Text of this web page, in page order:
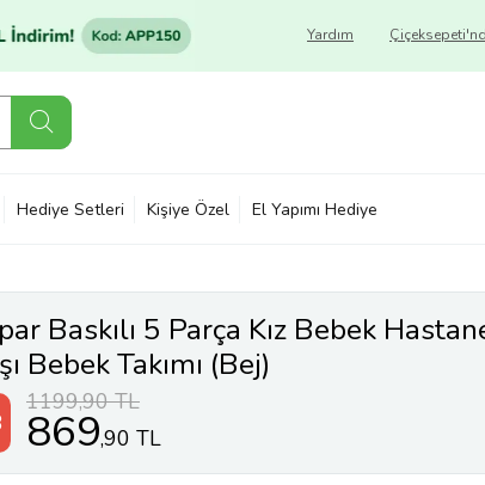
Yardım
Hediye Setleri Kişiye Özel El Yapımı Hediye
Baskılı 5 Parça Kız Bebek
Bebek Takımı (Bej)
1199,90 TL
869,90 TL